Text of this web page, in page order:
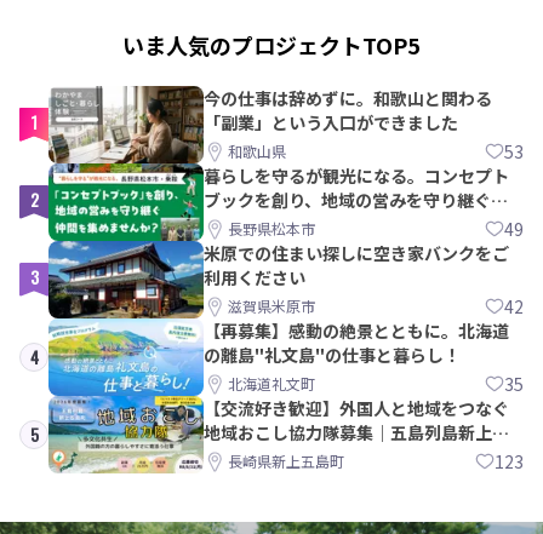
いま人気のプロジェクトTOP5
1
今の仕事は辞めずに。和歌山と関わる
「副業」という入口ができました
和歌山県 53
2
暮らしを守るが観光になる。コンセプト
ブックを創り、地域の営みを守り継ぐ仲
間を集めませんか？
長野県松本市 49
3
米原での住まい探しに空き家バンクをご
利用ください
滋賀県米原市 42
4
【再募集】感動の絶景とともに。北海道
の離島"礼文島"の仕事と暮らし！
北海道礼文町 35
5
【交流好き歓迎】外国人と地域をつなぐ
地域おこし協力隊募集｜五島列島新上五
島町長崎県新上五島町 123